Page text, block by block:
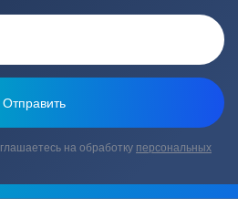
на обработку персональных